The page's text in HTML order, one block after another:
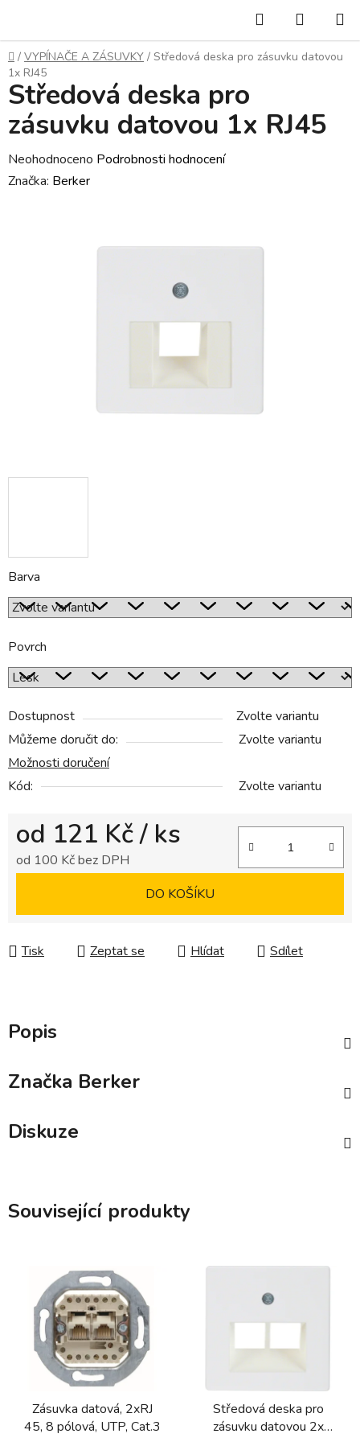
obsah
Hledat
KOŠÍK
Domů
/ VYPÍNAČE A ZÁSUVKY / Středová deska pro zásuvku datovou
1x RJ45
Barva
Povrch
Dostupnost
Zvolte variantu
Můžeme doručit do:
Zvolte variantu
Možnosti doručení
Kód:
Zvolte variantu
od 121 Kč/ ks
od 100 Kčbez DPH
DO KOŠÍKU
Tisk Zeptat se Hlídat Sdílet
Středová deska pro
zásuvku datovou 1x RJ45
Průměrné
hodnocení
Neohodnoceno Podrobnosti hodnocení
Značka: Berker
Popis
Značka Berker
Diskuze
Související produkty
Zásuvka datová, 2xRJ
45, 8 pólová, UTP, Cat.3
Středová deska pro
zásuvku datovou 2x